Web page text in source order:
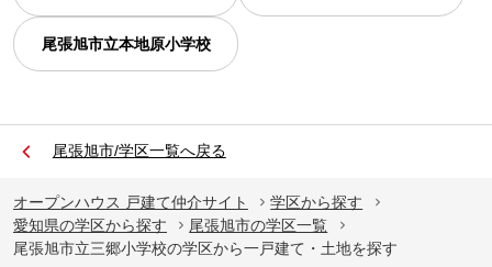
尾張旭市立本地原小学校
尾張旭市/学区一覧へ戻る
オープンハウス 戸建て仲介サイト
学区から探す
愛知県の学区から探す
尾張旭市の学区一覧
尾張旭市立三郷小学校の学区から一戸建て・土地を探す